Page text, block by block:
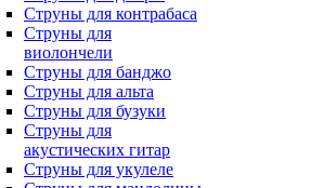
Струны для контрабаса
Струны для
виолончели
Струны для банджо
Струны для альта
Струны для бузуки
Струны для
акустических гитар
Струны для укулеле